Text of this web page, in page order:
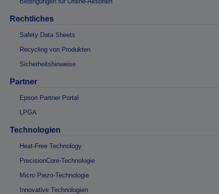
Rechtliches
Safety Data Sheets
Recycling von Produkten
Sicherheitshinweise
Partner
Epson Partner Portal
LPGA
Technologien
Heat-Free Technology
PrecisionCore-Technologie
Micro Piezo-Technologie
Innovative Technologien